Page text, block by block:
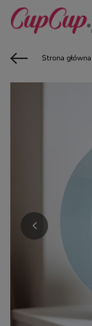
Strona główna